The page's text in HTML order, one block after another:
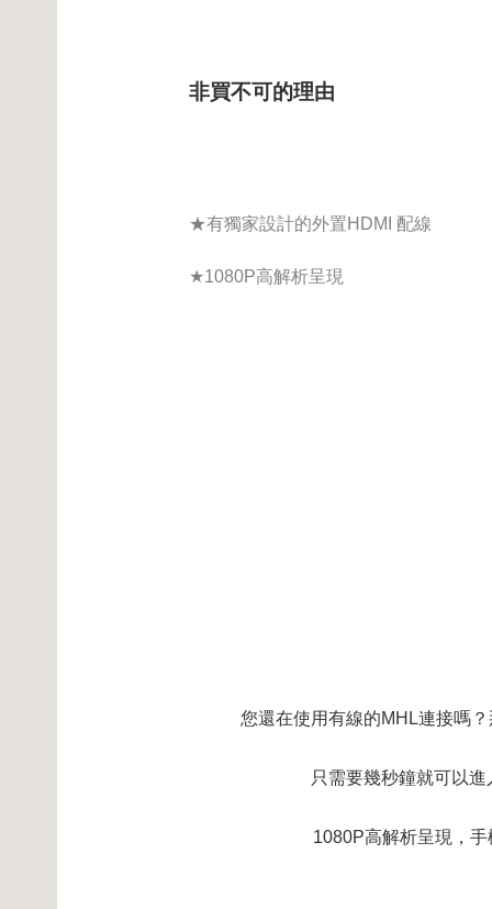
非買不可的理由
★有獨家設計的外置HDMI 配線
★1080P高解析呈現
您還在使用有線的MHL連接嗎
只需要幾秒鐘就可以
1080P高解析呈現，